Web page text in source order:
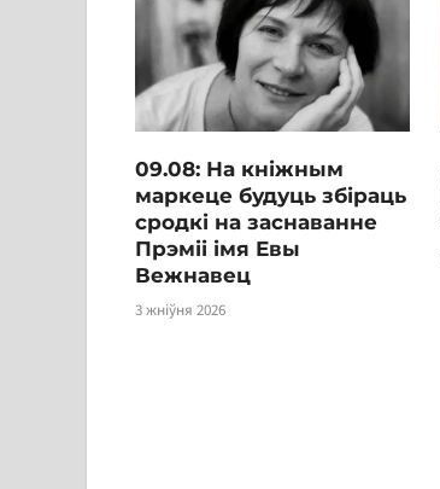
09.08: На кніжным
маркеце будуць збіраць
сродкі на заснаванне
Прэміі імя Евы
Вежнавец
3 жніўня 2026